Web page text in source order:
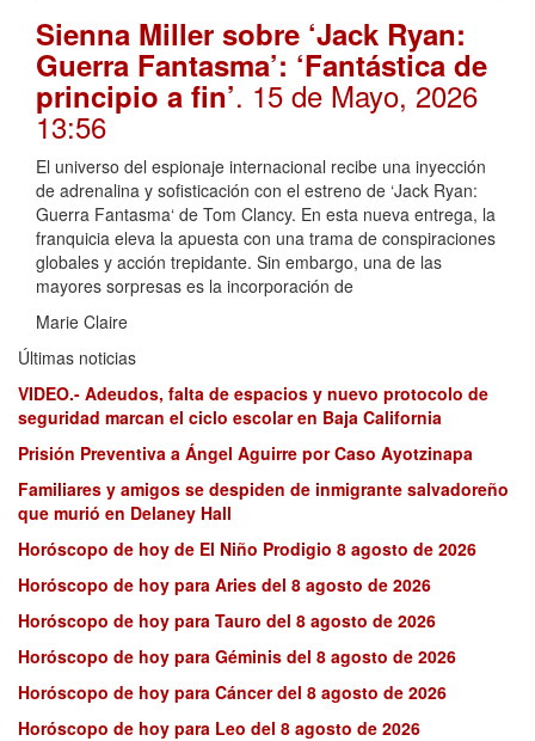
Sienna Miller sobre ‘Jack Ryan:
Guerra Fantasma’: ‘Fantástica de
principio a fin’. 15 de Mayo, 2026
13:56
El universo del espionaje internacional recibe una inyección
de adrenalina y sofisticación con el estreno de ‘Jack Ryan:
Guerra Fantasma‘ de Tom Clancy. En esta nueva entrega, la
franquicia eleva la apuesta con una trama de conspiraciones
globales y acción trepidante. Sin embargo, una de las
mayores sorpresas es la incorporación de
Marie Claire
Últimas noticias
VIDEO.- Adeudos, falta de espacios y nuevo protocolo de
seguridad marcan el ciclo escolar en Baja California
Prisión Preventiva a Ángel Aguirre por Caso Ayotzinapa
Familiares y amigos se despiden de inmigrante salvadoreño
que murió en Delaney Hall
Horóscopo de hoy de El Niño Prodigio 8 agosto de 2026
Horóscopo de hoy para Aries del 8 agosto de 2026
Horóscopo de hoy para Tauro del 8 agosto de 2026
Horóscopo de hoy para Géminis del 8 agosto de 2026
Horóscopo de hoy para Cáncer del 8 agosto de 2026
Horóscopo de hoy para Leo del 8 agosto de 2026